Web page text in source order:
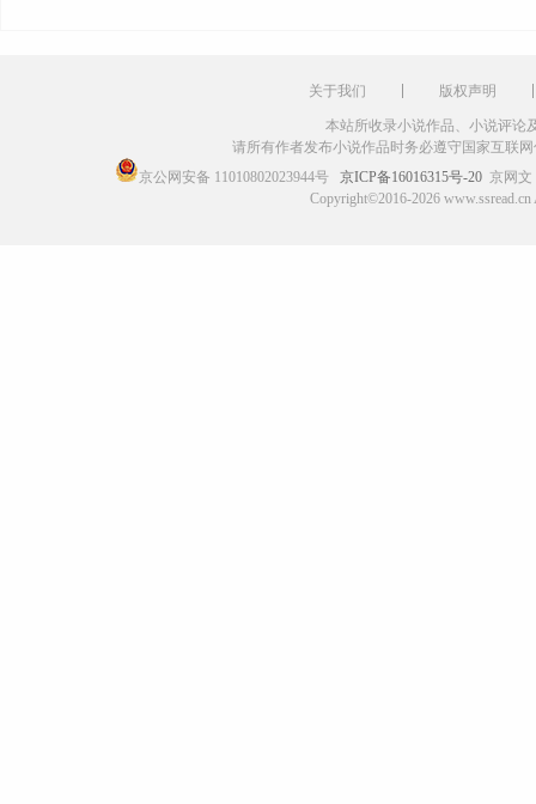
关于我们 版权声明
本站所收录小说作品、小说评论
请所有作者发布小说作品时务必遵守国家互联
京公网安备 11010802023944号
京ICP备16016315号-20 京网文
Copyright©2016-2026